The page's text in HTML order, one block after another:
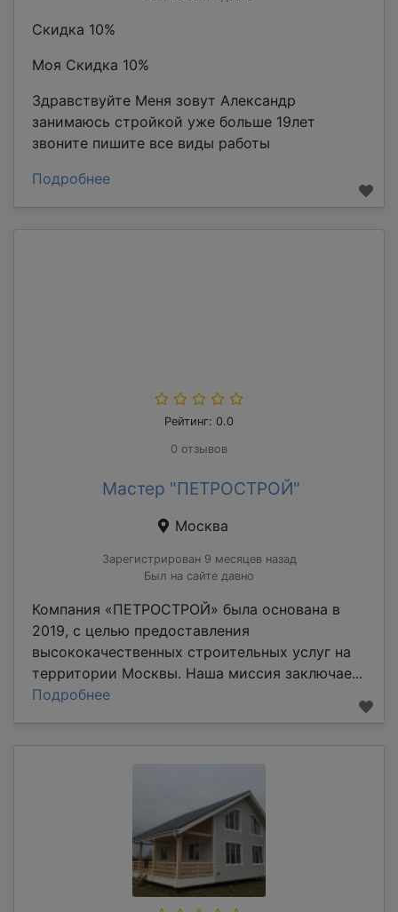
Скидка 10%
Моя Скидка 10%
Здравствуйте Меня зовут Александр
занимаюсь стройкой уже больше 19лет
звоните пишите все виды работы
Подробнее
Рейтинг: 0.0
0 отзывов
Мастер "ПЕТРОСТРОЙ"
Москва
Зарегистрирован 9 месяцев назад
Был на сайте давно
Компания «ПЕТРОСТРОЙ» была основана в
2019, с целью предоставления
высококачественных строительных услуг на
территории Москвы. Наша миссия заключае...
Подробнее